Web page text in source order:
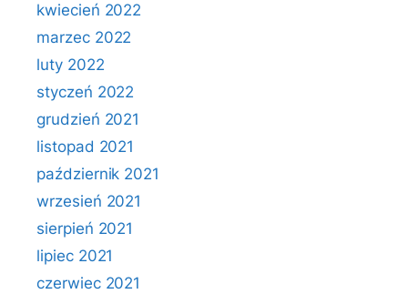
kwiecień 2022
marzec 2022
luty 2022
styczeń 2022
grudzień 2021
listopad 2021
październik 2021
wrzesień 2021
sierpień 2021
lipiec 2021
czerwiec 2021